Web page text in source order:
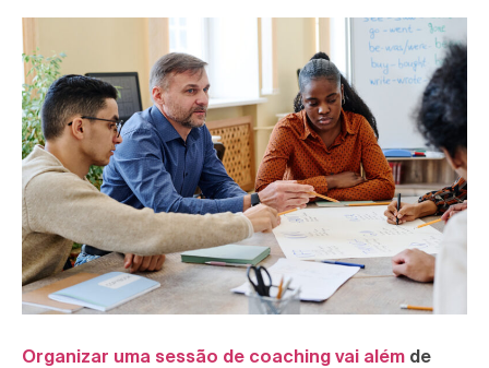
Organizar uma sessão de coaching vai além de